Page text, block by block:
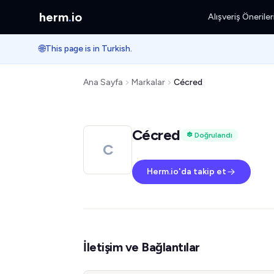
herm.io Alışveriş Önerileri
🌐This page is in Turkish.
Ana Sayfa Markalar Cécred
C
Cécred Doğrulandı
Herm.io'da takip et
İletişim ve Bağlantılar